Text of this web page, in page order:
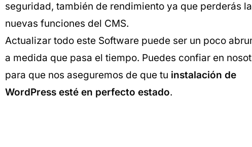
seguridad, también de rendimiento ya que perderás
nuevas funciones del CMS.
Actualizar todo este Software puede ser un poco
a medida que pasa el tiempo. Puedes confiar en
para que nos aseguremos de que tu instalación de
WordPress esté en perfecto estado.